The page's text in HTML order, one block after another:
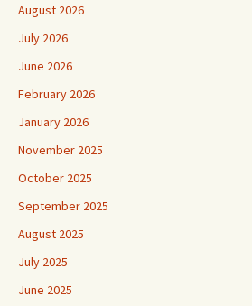
August 2026
July 2026
June 2026
February 2026
January 2026
November 2025
October 2025
September 2025
August 2025
July 2025
June 2025